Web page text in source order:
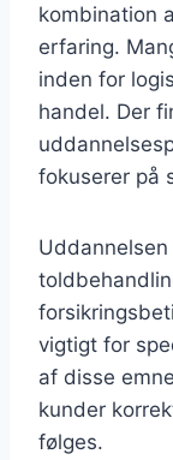
kombination
erfaring.
inden for
handel. Der
fokuserer på
vigtigt for
af disse
kunder
følges.